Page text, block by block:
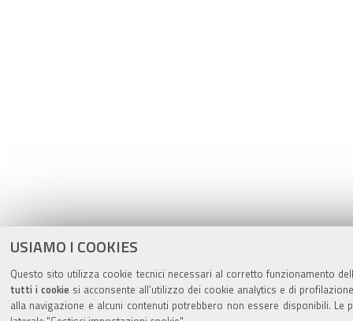
USIAMO I COOKIES
Questo sito utilizza cookie tecnici necessari al corretto funzionamento
tutti i cookie si acconsente all’utilizzo dei cookie analytics e di
alla navigazione e alcuni contenuti potrebbero non essere disponibili.